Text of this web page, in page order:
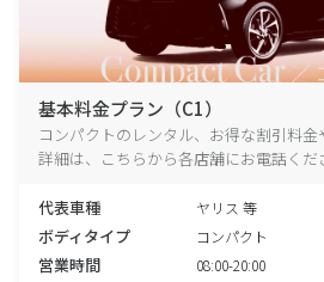
基本料金プラン（C1）
コンパクトのレンタル、お得な割引料
詳細は、こちらから各店舗にお電話くだ
代表車種 ヤリス 等
ボディタイプ コンパクト
営業時間 08:00-20:00